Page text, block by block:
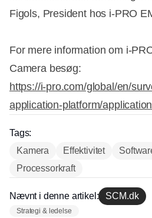
Figols, President hos i-PRO
For mere information om i-
Camera besøg:
https://i-pro.com/global/en/
application-platform/
Tags:
Kamera
Effektivitet
Processorkraft
Nævnt i denne artikel: SCM.dk
Strategi & ledelse